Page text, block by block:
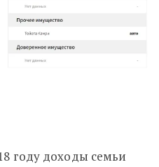
году доходы семьи